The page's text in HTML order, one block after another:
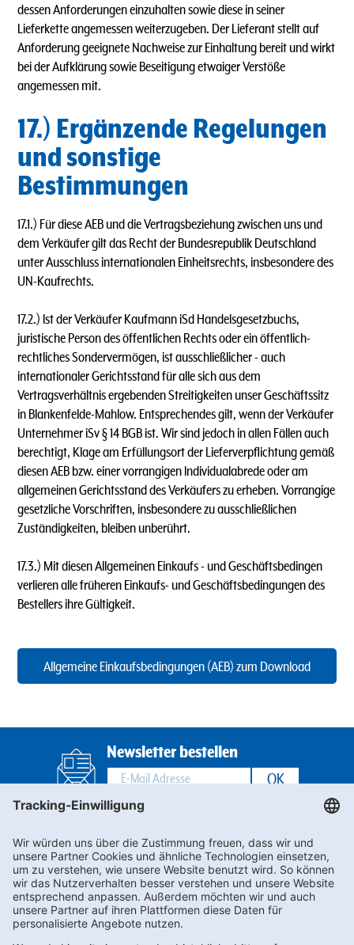
dessen Anforderungen einzuhalten sowie diese in seiner
Lieferkette angemessen weiterzugeben. Der Lieferant stellt auf
Anforderung geeignete Nachweise zur Einhaltung bereit und wirkt
bei der Aufklärung sowie Beseitigung etwaiger Verstöße
angemessen mit.
17.) Ergänzende Regelungen
und sonstige
Bestimmungen
17.1.) Für diese AEB und die Vertragsbeziehung zwischen uns und
dem Verkäufer gilt das Recht der Bundesrepublik Deutschland
unter Ausschluss internationalen Einheitsrechts, insbesondere des
UN-Kaufrechts.
17.2.) lst der Verkäufer Kaufmann iSd Handelsgesetzbuchs,
juristische Person des öffentlichen Rechts oder ein öffentlich-
rechtliches Sondervermögen, ist ausschließlicher - auch
internationaler Gerichtsstand für alle sich aus dem
Vertragsverhältnis ergebenden Streitigkeiten unser Geschäftssitz
in Blankenfelde-Mahlow. Entsprechendes gilt, wenn der Verkäufer
Unternehmer iSv § 14 BGB ist. Wir sind jedoch in allen Fällen auch
berechtigt, Klage am Erfüllungsort der Lieferverpflichtung gemäß
diesen AEB bzw. einer vorrangigen lndividualabrede oder am
allgemeinen Gerichtsstand des Verkäufers zu erheben. Vorrangige
gesetzliche Vorschriften, insbesondere zu ausschließlichen
Zuständigkeiten, bleiben unberührt.
17.3.) Mit diesen Allgemeinen Einkaufs - und Geschäftsbedingen
verlieren alle früheren Einkaufs- und Geschäftsbedingungen des
Bestellers ihre Gültigkeit.
Allgemeine Einkaufsbedingungen (AEB) zum Download
Newsletter bestellen
Footernav
Mobile
1.
Spalte
FAQs
Karriere
Datenschutz
Mobile
2.
Spalte
Compliance
Impressum